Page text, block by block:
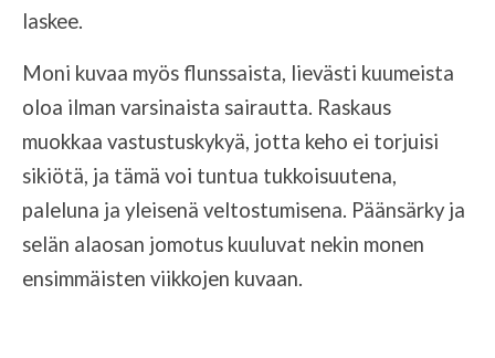
laskee.
Moni kuvaa myös flunssaista, lievästi kuumeista
oloa ilman varsinaista sairautta. Raskaus
muokkaa vastustuskykyä, jotta keho ei torjuisi
sikiötä, ja tämä voi tuntua tukkoisuutena,
paleluna ja yleisenä veltostumisena. Päänsärky ja
selän alaosan jomotus kuuluvat nekin monen
ensimmäisten viikkojen kuvaan.